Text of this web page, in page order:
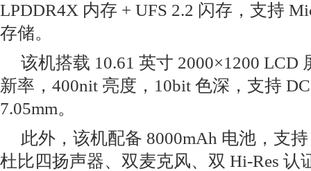
LPDDR4X 内存 + UFS 2.2 闪存，支持
存储。
该机搭载 10.61 英寸 2000×1200 LCD
新率，400nit 亮度，10bit 色深，支持
7.05mm。
此外，该机配备 8000mAh 电池，支
杜比四扬声器、双麦克风、双 Hi-Res 认